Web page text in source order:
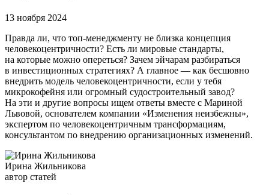
13 ноября 2024
Правда ли, что топ-менеджменту не близка концепция
человекоцентричности? Есть ли мировые стандарты,
на которые можно опереться? Зачем эйчарам разбираться
в инвестиционных стратегиях? А главное — как бесшовно
внедрить модель человекоцентричности, если у тебя
микрокофейня или огромный судостроительный завод?
На эти и другие вопросы ищем ответы вместе с Мариной
Львовой, основателем компании «Изменения неизбежны»,
экспертом по человекоцентричным трансформациям,
консультантом по внедрению организационных изменений.
Ирина Жильникова
автор статей